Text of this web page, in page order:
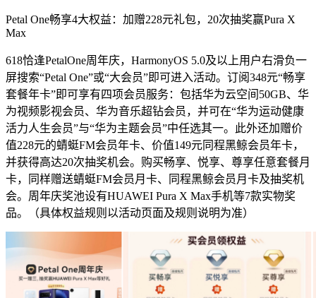
Petal One畅享4大权益：加赠228元礼包，20次抽奖赢Pura X
Max
618恰逢PetalOne周年庆，HarmonyOS 5.0及以上用户右滑负一
屏搜索“Petal One”或“大会员”即可进入活动。订阅348元“畅享
套餐年卡”即可享有四项会员服务：包括华为云空间50GB、华
为视频影视会员、华为音乐超钻会员，并可在“华为运动健康
活力人生会员”与“华为主题会员”中任选其一。此外还加赠价
值228元的蜻蜓FM会员年卡、价值149元同程黑鲸会员年卡，
并获得高达20次抽奖机会。购买畅享、悦享、尊享任意套餐月
卡，同样赠送蜻蜓FM会员月卡、同程黑鲸会员月卡及抽奖机
会。周年庆奖池设有HUAWEI Pura X Max手机等7款实物奖
品。（具体权益规则以活动页面及规则说明为准）